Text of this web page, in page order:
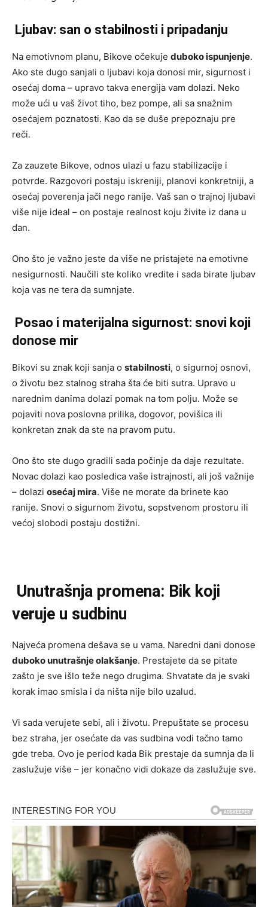
Ljubav: san o stabilnosti i pripadanju
Na emotivnom planu, Bikove očekuje duboko ispunjenje.
Ako ste dugo sanjali o ljubavi koja donosi mir, sigurnost i
osećaj doma – upravo takva energija vam dolazi. Neko
može ući u vaš život tiho, bez pompe, ali sa snažnim
osećajem poznatosti. Kao da se duše prepoznaju pre
reči.
Za zauzete Bikove, odnos ulazi u fazu stabilizacije i
potvrde. Razgovori postaju iskreniji, planovi konkretniji, a
osećaj poverenja jači nego ranije. Vaš san o trajnoj ljubavi
više nije ideal – on postaje realnost koju živite iz dana u
dan.
Ono što je važno jeste da više ne pristajete na emotivne
nesigurnosti. Naučili ste koliko vredite i sada birate ljubav
koja vas ne tera da sumnjate.
Posao i materijalna sigurnost: snovi koji
donose mir
Bikovi su znak koji sanja o stabilnosti, o sigurnoj osnovi,
o životu bez stalnog straha šta će biti sutra. Upravo u
narednim danima dolazi pomak na tom polju. Može se
pojaviti nova poslovna prilika, dogovor, povišica ili
konkretan znak da ste na pravom putu.
Ono što ste dugo gradili sada počinje da daje rezultate.
Novac dolazi kao posledica vaše istrajnosti, ali još važnije
– dolazi osećaj mira. Više ne morate da brinete kao
ranije. Snovi o sigurnom životu, sopstvenom prostoru ili
većoj slobodi postaju dostižni.
Unutrašnja promena: Bik koji
veruje u sudbinu
Najveća promena dešava se u vama. Naredni dani donose
duboko unutrašnje olakšanje. Prestajete da se pitate
zašto je sve išlo teže nego drugima. Shvatate da je svaki
korak imao smisla i da ništa nije bilo uzalud.
Vi sada verujete sebi, ali i životu. Prepuštate se procesu
bez straha, jer osećate da vas sudbina vodi tačno tamo
gde treba. Ovo je period kada Bik prestaje da sumnja da li
zaslužuje više – jer konačno vidi dokaze da zaslužuje sve.